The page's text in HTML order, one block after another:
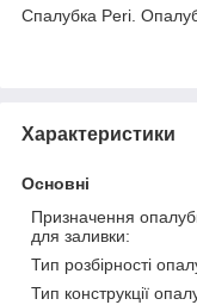
Спалубка Peri.
Характеристики
Основні
Призначення
для заливки:
Тип розбірності
Тип конструкції